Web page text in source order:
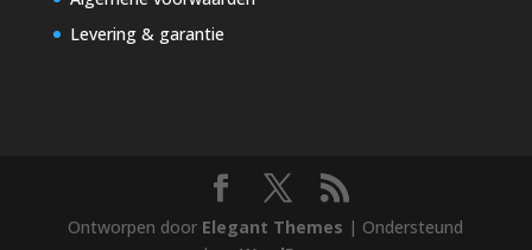
Levering & garantie
Ontworpen door Elegant Themes | Ondersteund